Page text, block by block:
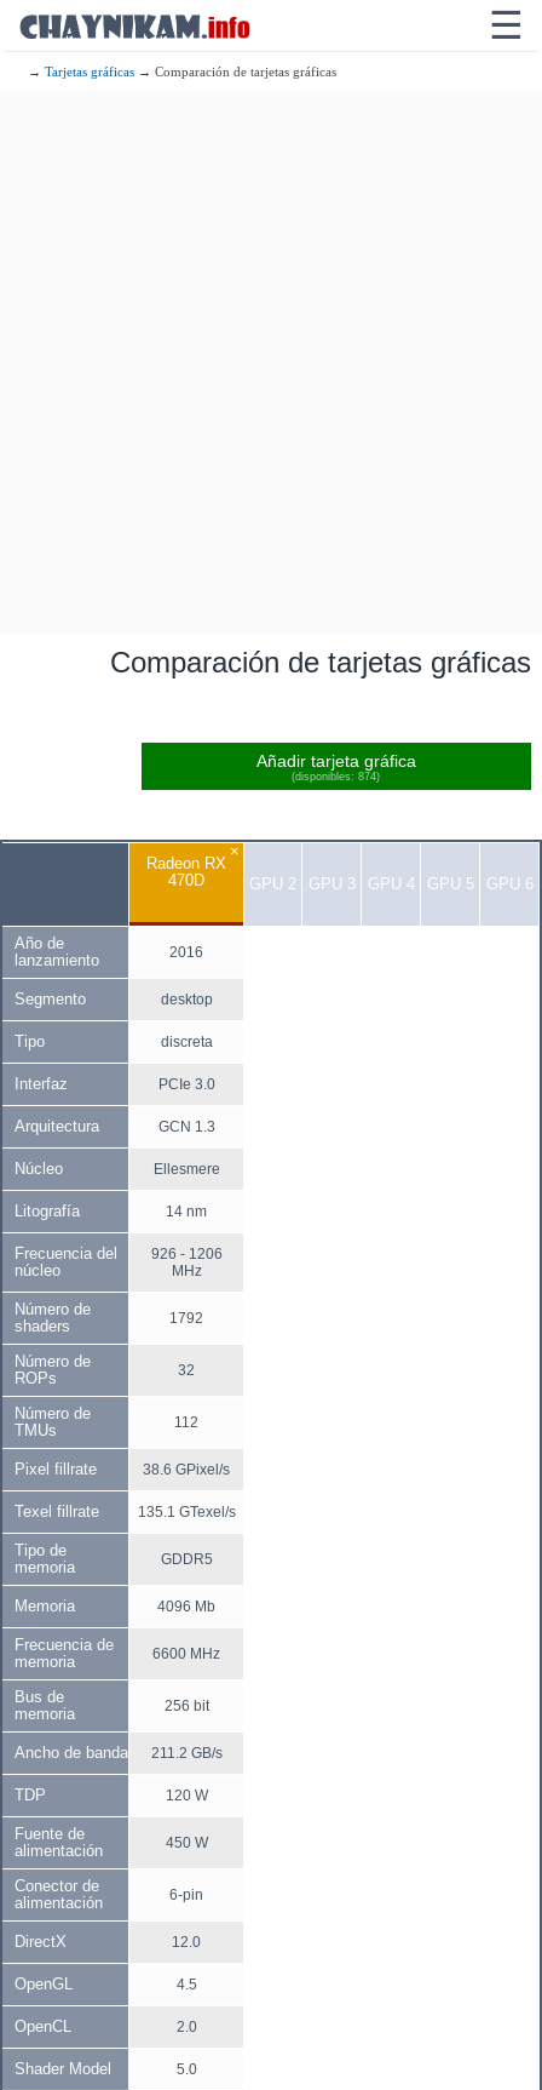
☰
→Tarjetas gráficas → Comparación de tarjetas gráficas
Comparación de tarjetas gráficas
Añadir tarjeta gráfica
(disponibles: 874)
×
Radeon RX
470D
GPU 2 GPU 3 GPU 4 GPU 5 GPU 6
Año de
lanzamiento
2016
Segmento desktop
Tipo discreta
Interfaz PCIe 3.0
Arquitectura GCN 1.3
Núcleo Ellesmere
Litografía 14 nm
Frecuencia del
núcleo
926 - 1206
MHz
Número de
shaders
1792
Número de
ROPs
32
Número de
TMUs
112
Pixel fillrate 38.6 GPixel/s
Texel fillrate 135.1 GTexel/s
Tipo de
memoria
GDDR5
Memoria 4096 Mb
Frecuencia de
memoria
6600 MHz
Bus de
memoria
256 bit
Ancho de banda 211.2 GB/s
TDP 120 W
Fuente de
alimentación
450 W
Conector de
alimentación
6-pin
DirectX 12.0
OpenGL 4.5
OpenCL 2.0
Shader Model 5.0